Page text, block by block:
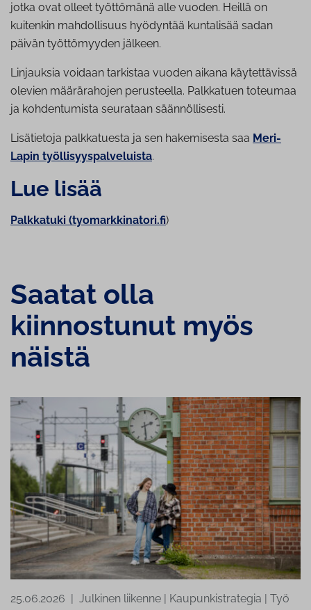
jotka ovat olleet työttömänä alle vuoden. Heillä on
kuitenkin mahdollisuus hyödyntää kuntalisää sadan
päivän työttömyyden jälkeen.
Linjauksia voidaan tarkistaa vuoden aikana käytettävissä
olevien määrärahojen perusteella. Palkkatuen toteumaa
ja kohdentumista seurataan säännöllisesti.
Lisätietoja palkkatuesta ja sen hakemisesta saa Meri-
Lapin työllisyyspalveluista.
Lue lisää
Palkkatuki (tyomarkkinatori.fi)
Saatat olla
kiinnostunut myös
näistä
25.06.2026 | Julkinen liikenne | Kaupunkistrategia | Työ